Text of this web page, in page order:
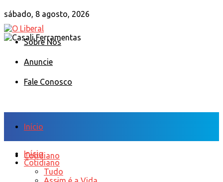
sábado, 8 agosto, 2026
Sobre Nós
Anuncie
Fale Conosco
Início
Cotidiano
Início
Cotidiano
Tudo